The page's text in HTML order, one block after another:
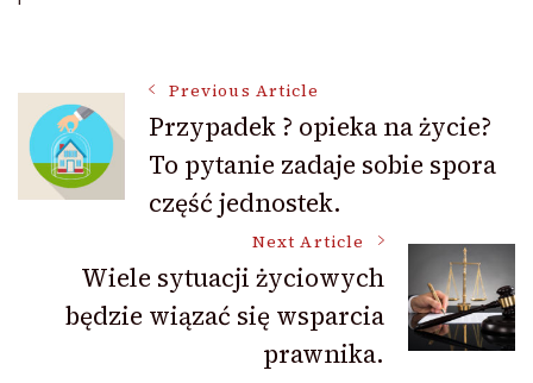
Post
Navigation
Previous Article
Przypadek ? opieka na życie?
To pytanie zadaje sobie spora
część jednostek.
Next Article
Wiele sytuacji życiowych
będzie wiązać się wsparcia
prawnika.